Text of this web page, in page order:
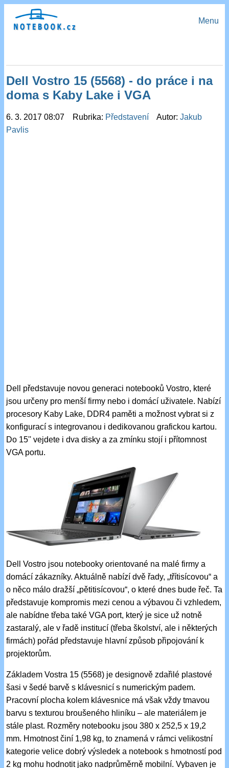
Menu
Dell Vostro 15 (5568) - do práce i na
doma s Kaby Lake i VGA
6. 3. 2017 08:07 Rubrika: Představení Autor:Jakub
Pavlis
Dell představuje novou generaci notebooků Vostro, které
jsou určeny pro menší firmy nebo i domácí uživatele. Nabízí
procesory Kaby Lake, DDR4 paměti a možnost vybrat si z
konfigurací s integrovanou i dedikovanou grafickou kartou.
Do 15'' vejdete i dva disky a za zmínku stojí i přítomnost
VGA portu.
Dell Vostro jsou notebooky orientované na malé firmy a
domácí zákazníky. Aktuálně nabízí dvě řady, „třítisícovou“ a
o něco málo dražší „pětitisícovou“, o které dnes bude řeč. Ta
představuje kompromis mezi cenou a výbavou či vzhledem,
ale nabídne třeba také VGA port, který je sice už notně
zastaralý, ale v řadě institucí (třeba školství, ale i některých
firmách) pořád představuje hlavní způsob připojování k
projektorům.
Základem Vostra 15 (5568) je designově zdařilé plastové
šasi v šedé barvě s klávesnicí s numerickým padem.
Pracovní plocha kolem klávesnice má však vždy tmavou
barvu s texturou broušeného hliníku – ale materiálem je
stále plast. Rozměry notebooku jsou 380 x 252,5 x 19,2
mm. Hmotnost činí 1,98 kg, to znamená v rámci velikostní
kategorie velice dobrý výsledek a notebook s hmotností pod
2 kg mohu hodnotit jako nadprůměrně mobilní. Vybaven je